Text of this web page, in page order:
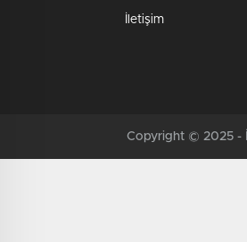
İletişim
Copyright © 2025 -